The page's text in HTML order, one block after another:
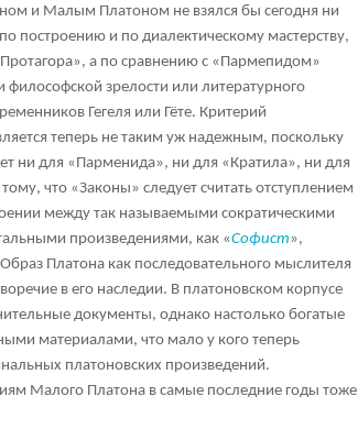
и Малым Платоном не взялся бы сегодня ни
построению и по диалектическому мастерству,
а по сравнению с «Пармепидом»
философской зрелости или литературного
Гегеля или Гёте. Критерий
теперь не таким уж надежным, поскольку
ни для «Парменида», ни для «Кратила», ни для
что «Законы» следует считать отступлением
между так называемыми сократическими
произведениями, как «Софист»,
Платона как последовательного мыслителя
в его наследии. В платоновском корпусе
документы, однако настолько богатые
материалами, что мало у кого теперь
платоновских произведений.
Малого Платона в самые последние годы тоже